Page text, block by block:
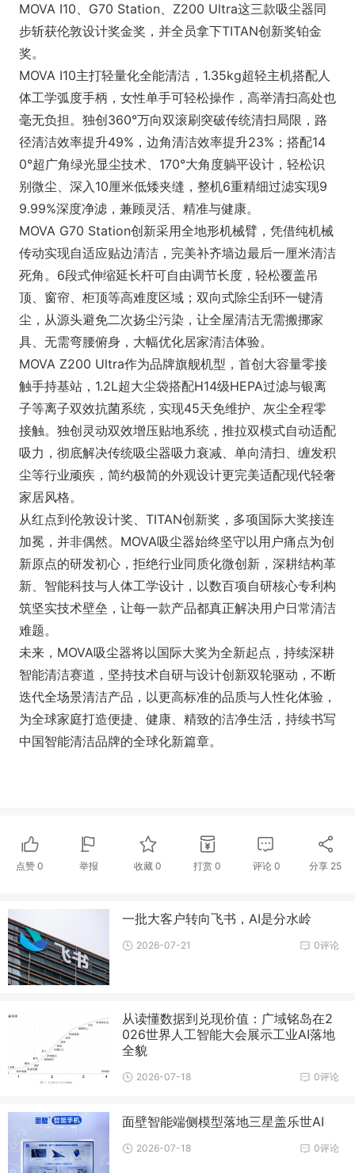
MOVA I10、G70 Station、Z200 Ultra这三款吸尘器同
步斩获伦敦设计奖金奖，并全员拿下TITAN创新奖铂金
奖。
MOVA I10主打轻量化全能清洁，1.35kg超轻主机搭配人
体工学弧度手柄，女性单手可轻松操作，高举清扫高处也
毫无负担。独创360°万向双滚刷突破传统清扫局限，路
径清洁效率提升49%，边角清洁效率提升23%；搭配14
0°超广角绿光显尘技术、170°大角度躺平设计，轻松识
别微尘、深入10厘米低矮夹缝，整机6重精细过滤实现9
9.99%深度净滤，兼顾灵活、精准与健康。
MOVA G70 Station创新采用全地形机械臂，凭借纯机械
传动实现自适应贴边清洁，完美补齐墙边最后一厘米清洁
死角。6段式伸缩延长杆可自由调节长度，轻松覆盖吊
顶、窗帘、柜顶等高难度区域；双向式除尘刮环一键清
尘，从源头避免二次扬尘污染，让全屋清洁无需搬挪家
具、无需弯腰俯身，大幅优化居家清洁体验。
MOVA Z200 Ultra作为品牌旗舰机型，首创大容量零接
触手持基站，1.2L超大尘袋搭配H14级HEPA过滤与银离
子等离子双效抗菌系统，实现45天免维护、灰尘全程零
接触。独创灵动双效增压贴地系统，推拉双模式自动适配
吸力，彻底解决传统吸尘器吸力衰减、单向清扫、缠发积
尘等行业顽疾，简约极简的外观设计更完美适配现代轻奢
家居风格。
从红点到伦敦设计奖、TITAN创新奖，多项国际大奖接连
加冕，并非偶然。MOVA吸尘器始终坚守以用户痛点为创
新原点的研发初心，拒绝行业同质化微创新，深耕结构革
新、智能科技与人体工学设计，以数百项自研核心专利构
筑坚实技术壁垒，让每一款产品都真正解决用户日常清洁
难题。
未来，MOVA吸尘器将以国际大奖为全新起点，持续深耕
智能清洁赛道，坚持技术自研与设计创新双轮驱动，不断
迭代全场景清洁产品，以更高标准的品质与人性化体验，
为全球家庭打造便捷、健康、精致的洁净生活，持续书写
中国智能清洁品牌的全球化新篇章。
点赞 0 举报 收藏0 打赏 0 评论 0 分享 25
一批大客户转向飞书，AI是分水岭
0评论
2026-07-21
从读懂数据到兑现价值：广域铭岛在2
026世界人工智能大会展示工业AI落地
全貌
0评论
2026-07-18
面壁智能端侧模型落地三星盖乐世AI
0评论
2026-07-18